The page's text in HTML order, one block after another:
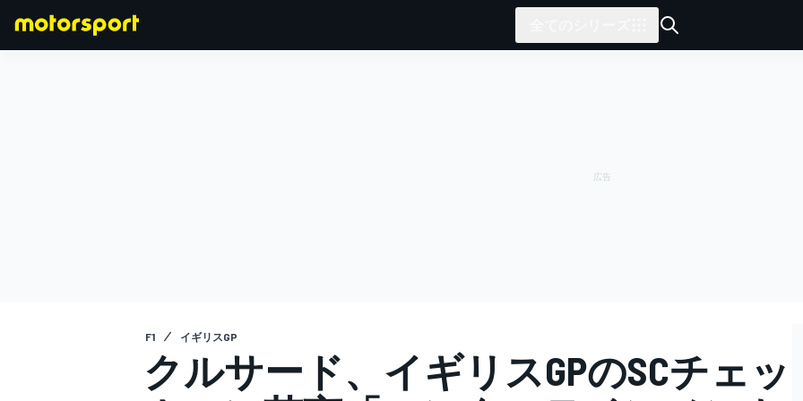
F1 イギリスGP
クルサード、イギリスGPのSCチェッ